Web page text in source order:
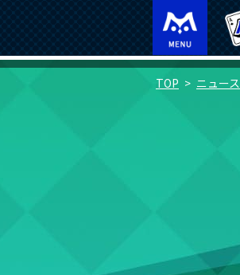
TOP ニュース